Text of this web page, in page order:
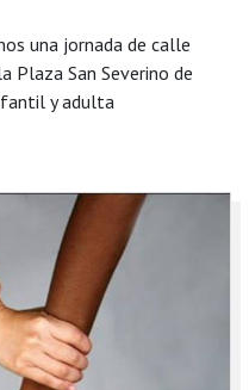
una jornada de calle
Plaza San Severino de
y adulta